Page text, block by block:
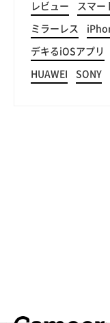
レビュー スマー
ミラーレス
デキるiOSアプリ
HUAWEI SONY